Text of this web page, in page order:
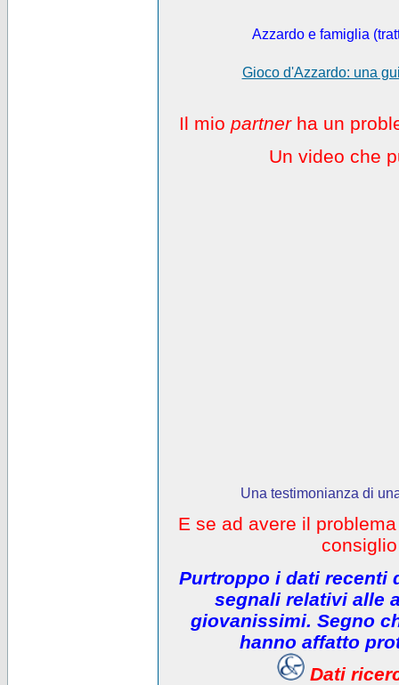
Azzardo e famiglia
Gioco d'Azzardo: una
Il mio partnerha un
Un video che
Una testimonianza di
E se ad avere il
Purtroppo i dati recenti
segnali relativi alle
giovanissimi. Segno
hanno affatto
Dati